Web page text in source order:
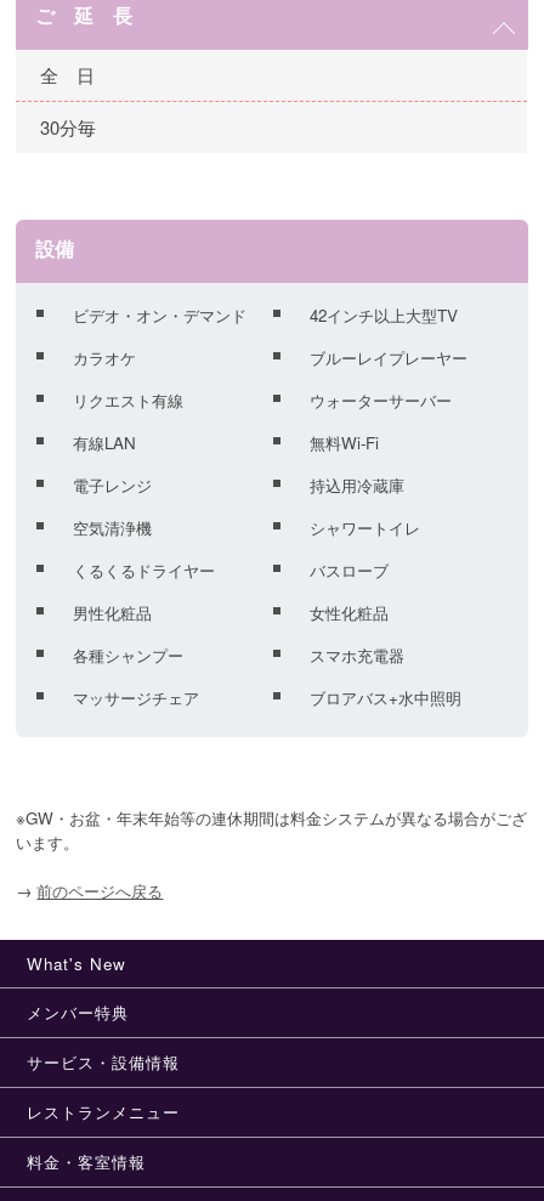
ご 延 長
全 日
30分毎
設備
ビデオ・オン・デマンド
42インチ以上大型TV
カラオケ
ブルーレイプレーヤー
リクエスト有線
ウォーターサーバー
有線LAN
無料Wi-Fi
電子レンジ
持込用冷蔵庫
空気清浄機
シャワートイレ
くるくるドライヤー
バスローブ
男性化粧品
女性化粧品
各種シャンプー
スマホ充電器
マッサージチェア
ブロアバス+水中照明
※GW・お盆・年末年始等の連休期間は料金システムが異なる場合がござ
います。
→ 前のページへ戻る
What's New
メンバー特典
サービス・設備情報
レストランメニュー
料金・客室情報